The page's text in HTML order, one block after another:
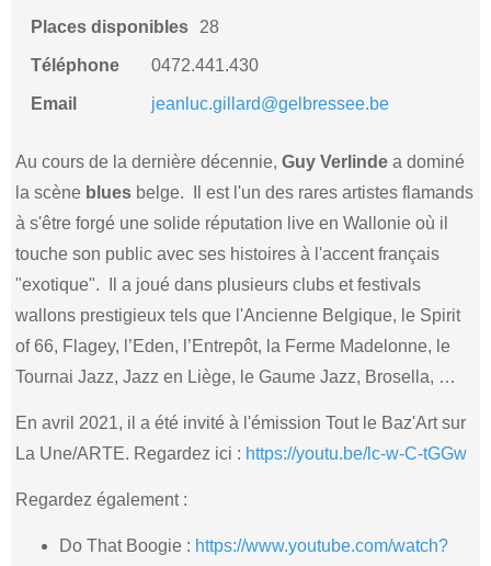
Places disponibles 28
Téléphone 0472.441.430
Email jeanluc.gillard@gelbressee.be
Au cours de la dernière décennie,Guy Verlinde a dominé
la scène blues belge. Il est l'un des rares artistes flamands
à s'être forgé une solide réputation live en Wallonie où il
touche son public avec ses histoires à l'accent français
"exotique". Il a joué dans plusieurs clubs et festivals
wallons prestigieux tels que l'Ancienne Belgique, le Spirit
of 66, Flagey, l’Eden, l’Entrepôt, la Ferme Madelonne, le
Tournai Jazz, Jazz en Liège, le Gaume Jazz, Brosella, …
En avril 2021, il a été invité à l'émission Tout le Baz'Art sur
La Une/ARTE. Regardez ici : https://youtu.be/lc-w-C-tGGw
Regardez également :
Do That Boogie : https://www.youtube.com/watch?